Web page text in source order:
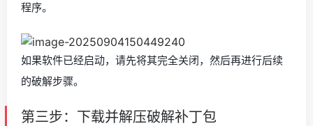
程序。
如果软件已经启动，请先将其完全关闭，然后再进行后续
的破解步骤。
第三步：下载并解压破解补丁包